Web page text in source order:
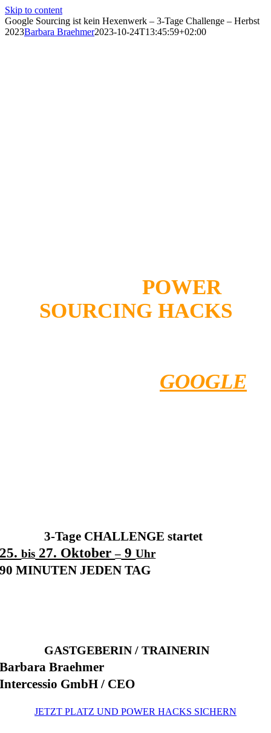
Skip to content
Google Sourcing ist kein Hexenwerk – 3-Tage Challenge – Herbst
2023Barbara Braehmer2023-10-24T13:45:59+02:00
POWER
SOURCING HACKS
GOOGLE
3-Tage CHALLENGE startet
25.bis 27. Oktober– 9Uhr
90 MINUTEN JEDEN TAG
GASTGEBERIN / TRAINERIN
Barbara Braehmer
Intercessio GmbH / CEO
JETZT PLATZ UND POWER HACKS SICHERN